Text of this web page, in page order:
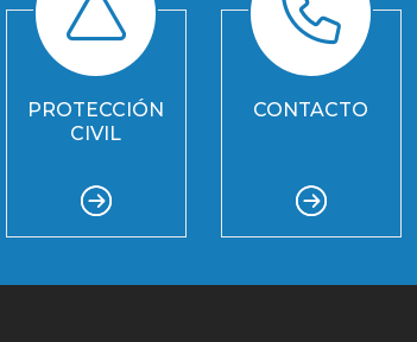
PROTECCIÓN
CIVIL
CONTACTO